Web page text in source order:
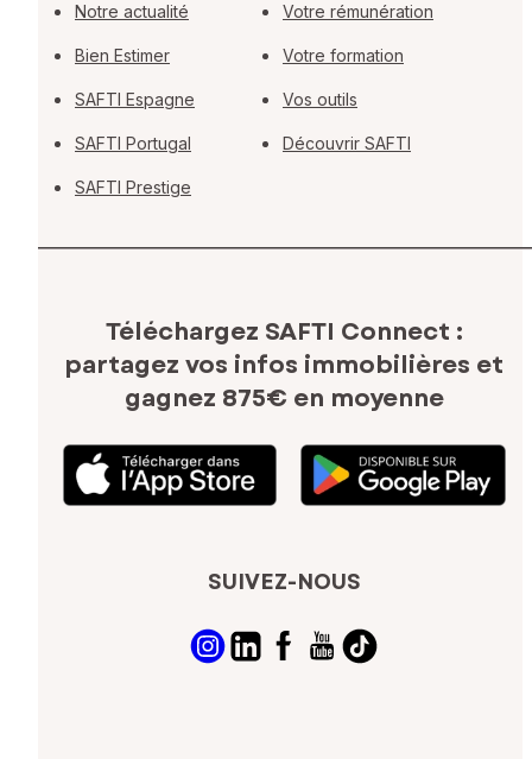
Notre actualité
Bien Estimer
SAFTI Espagne
SAFTI Portugal
SAFTI Prestige
Votre rémunération
Votre formation
Vos outils
Découvrir SAFTI
Téléchargez SAFTI Connect :
partagez vos infos immobilières et
gagnez 875€ en moyenne
SUIVEZ-NOUS